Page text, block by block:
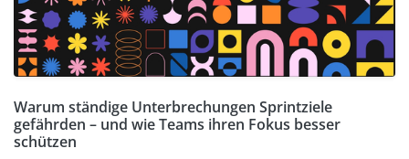
Warum ständige Unterbrechungen Sprintziele
gefährden – und wie Teams ihren Fokus besser
schützen